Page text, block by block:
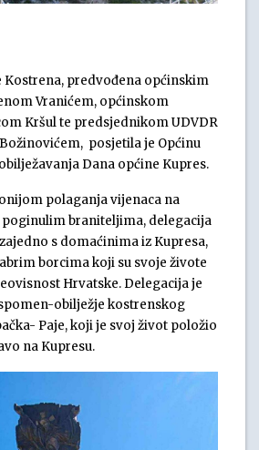
Kostrena, predvođena općinskim
Vranićem, općinskom
Kršul te predsjednikom UDVDR
posjetila je Općinu
Dana općine Kupres.
polaganja vijenaca na
braniteljima, delegacija
s domaćinima iz Kupresa,
borcima koji su svoje živote
Hrvatske. Delegacija je
obilježje kostrenskog
Paje, koji je svoj život položio
na Kupresu.